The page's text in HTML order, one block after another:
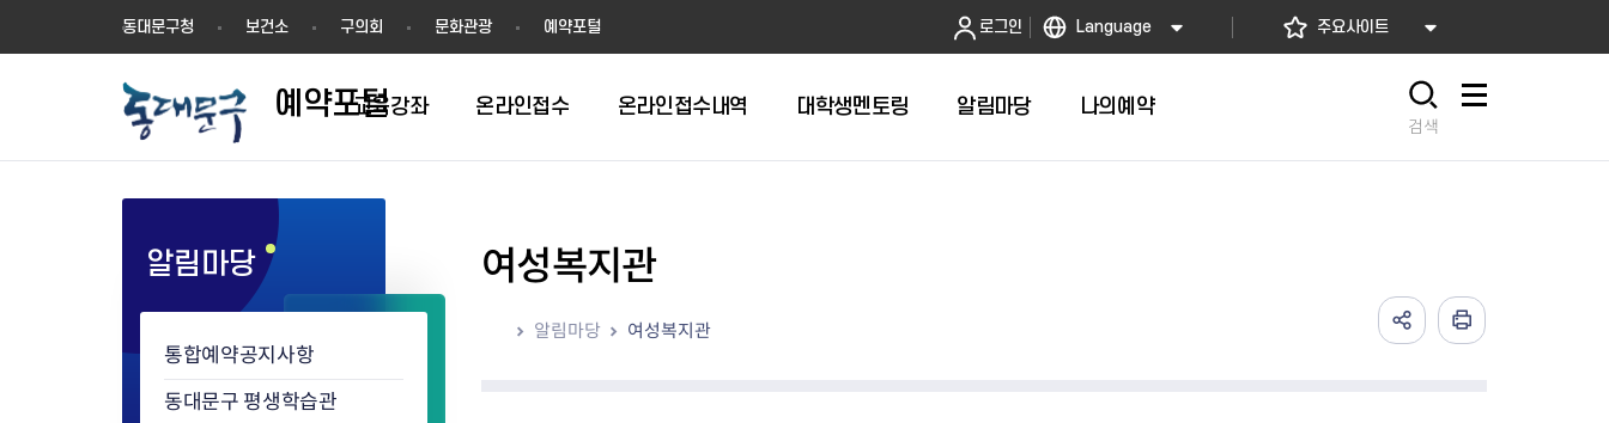
동대문구청 보건소 구의회 문화관광 예약포털 로그인 Language 주요사이트
예약포털교육강좌
평생학습관
동네배움터
답십리2동 자치회관
온라인접수 온라인접수내역 대학생멘토링 알림마당 나의예약
검색
사이트맵
알림마당
통합예약공지사항
동대문구 평생학습관
여성복지관
알림마당 여성복지관